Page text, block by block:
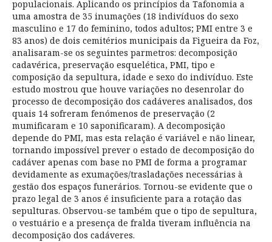
populacionais. Aplicando os princípios da Tafonomia a
uma amostra de 35 inumações (18 indivíduos do sexo
masculino e 17 do feminino, todos adultos; PMI entre 3 e
83 anos) de dois cemitérios municipais da Figueira da Foz,
analisaram-se os seguintes parmetros: decomposição
cadavérica, preservação esquelética, PMI, tipo e
composição da sepultura, idade e sexo do indivíduo. Este
estudo mostrou que houve variações no desenrolar do
processo de decomposição dos cadáveres analisados, dos
quais 14 sofreram fenómenos de preservação (2
mumificaram e 10 saponificaram). A decomposição
depende do PMI, mas esta relação é variável e não linear,
tornando impossível prever o estado de decomposição do
cadáver apenas com base no PMI de forma a programar
devidamente as exumações/trasladações necessárias à
gestão dos espaços funerários. Tornou-se evidente que o
prazo legal de 3 anos é insuficiente para a rotação das
sepulturas. Observou-se também que o tipo de sepultura,
o vestuário e a presença de fralda tiveram influência na
decomposição dos cadáveres.